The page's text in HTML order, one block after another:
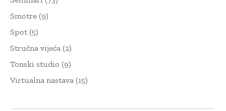
Smotre (9)
Spot(5)
Stručna vijeća (2)
Tonski studio (9)
Virtualna nastava (15)